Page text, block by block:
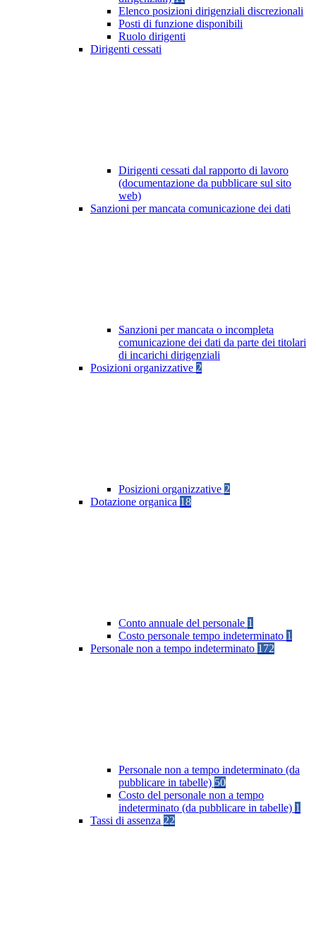
Elenco posizioni dirigenziali discrezionali
Posti di funzione disponibili
Ruolo dirigenti
Dirigenti cessati
Dirigenti cessati dal rapporto di lavoro
(documentazione da pubblicare sul sito
web)
Sanzioni per mancata comunicazione dei dati
Sanzioni per mancata o incompleta
comunicazione dei dati da parte dei titolari
di incarichi dirigenziali
Posizioni organizzative 2
Posizioni organizzative 2
Dotazione organica 18
Conto annuale del personale 1
Costo personale tempo indeterminato 1
Personale non a tempo indeterminato 172
Personale non a tempo indeterminato (da
pubblicare in tabelle) 50
Costo del personale non a tempo
indeterminato (da pubblicare in tabelle) 1
Tassi di assenza 22